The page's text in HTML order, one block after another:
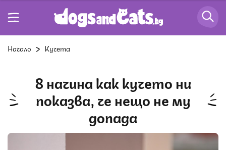
Начало Кучета
8 начина как кучето ни
показва, че нещо не му
допада